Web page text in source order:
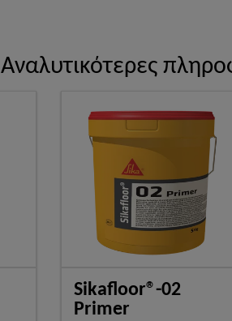
Αναλυτικότερες
Sikafloor®-02
Primer